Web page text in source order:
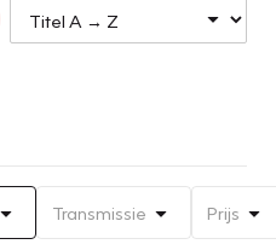
Transmissie Prijs